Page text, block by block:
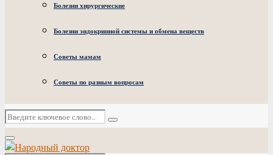
Болезни хирургические
Болезни эндокринной системы и обмена веществ
Советы мамам
Советы по разным вопросам
Искать:
Поиск
Основное